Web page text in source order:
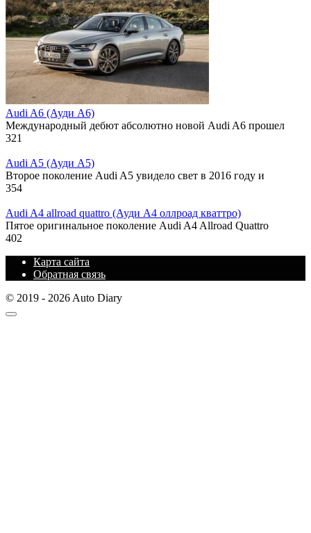
Audi A6 (Ауди А6)
Международный дебют абсолютно новой Audi A6 прошел
321
Audi A5 (Ауди А5)
Второе поколение Audi A5 увидело свет в 2016 году и
354
Audi A4 allroad quattro (Ауди А4 оллроад кваттро)
Пятое оригинальное поколение Audi A4 Allroad Quattro
402
Карта сайта
Обратная связь
© 2019 - 2026 Auto Diary